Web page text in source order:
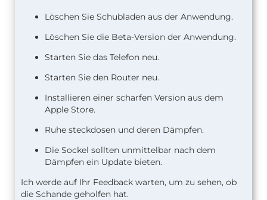
Löschen Sie Schubladen aus der Anwendung.
Löschen Sie die Beta-Version der Anwendung.
Starten Sie das Telefon neu.
Starten Sie den Router neu.
Installieren einer scharfen Version aus dem
Apple Store.
Ruhe steckdosen und deren Dämpfen.
Die Sockel sollten unmittelbar nach dem
Dämpfen ein Update bieten.
Ich werde auf Ihr Feedback warten, um zu sehen, ob
die Schande geholfen hat.